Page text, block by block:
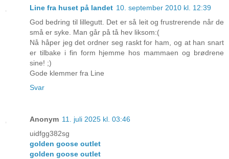
Line fra huset på landet 10. september 2010 kl. 12:39
God bedring til lillegutt. Det er så leit og frustrerende når de
små er syke. Man går på tå hev liksom:(
Nå håper jeg det ordner seg raskt for ham, og at han snart
er tilbake i fin form hjemme hos mammaen og brødrene
sine! ;)
Gode klemmer fra Line
Svar
Anonym 11. juli 2025 kl. 03:46
uidfgg382sg
golden goose outlet
golden goose outlet